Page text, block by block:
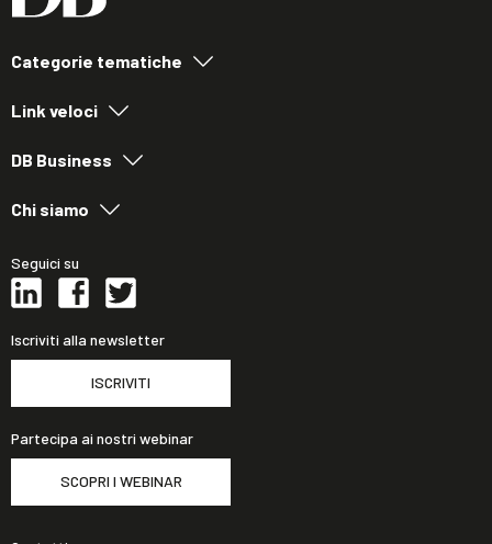
Categorie tematiche
Link veloci
DB Business
Chi siamo
Seguici su
Iscriviti alla newsletter
ISCRIVITI
Partecipa ai nostri webinar
SCOPRI I WEBINAR